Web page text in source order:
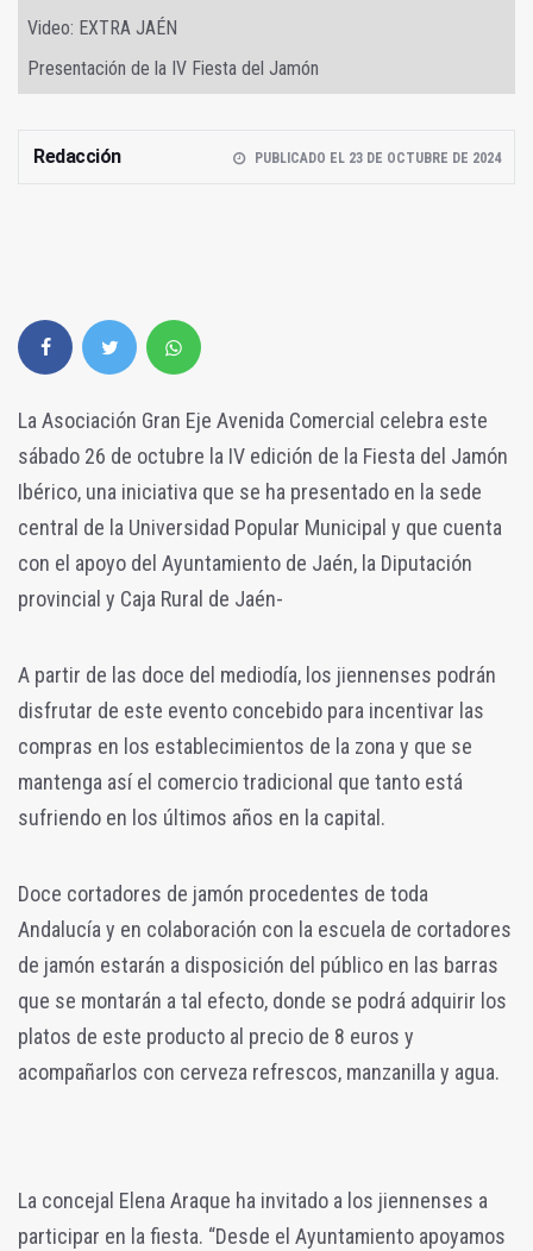
Video: EXTRA JAÉN
Presentación de la IV Fiesta del Jamón
Redacción PUBLICADO EL 23 DE OCTUBRE DE 2024
La Asociación Gran Eje Avenida Comercial celebra este
sábado 26 de octubre la IV edición de la Fiesta del Jamón
Ibérico, una iniciativa que se ha presentado en la sede
central de la Universidad Popular Municipal y que cuenta
con el apoyo del Ayuntamiento de Jaén, la Diputación
provincial y Caja Rural de Jaén-
A partir de las doce del mediodía, los jiennenses podrán
disfrutar de este evento concebido para incentivar las
compras en los establecimientos de la zona y que se
mantenga así el comercio tradicional que tanto está
sufriendo en los últimos años en la capital.
Doce cortadores de jamón procedentes de toda
Andalucía y en colaboración con la escuela de cortadores
de jamón estarán a disposición del público en las barras
que se montarán a tal efecto, donde se podrá adquirir los
platos de este producto al precio de 8 euros y
acompañarlos con cerveza refrescos, manzanilla y agua.
La concejal Elena Araque ha invitado a los jiennenses a
participar en la fiesta. “Desde el Ayuntamiento apoyamos